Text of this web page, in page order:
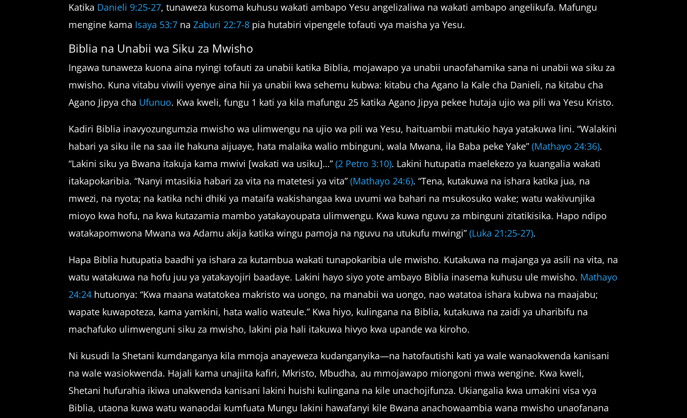
Katika Danieli 9:25-27, tunaweza kusoma kuhusu wakati ambapo Yesu angelizaliwa na wakati ambapo angelikufa. Mafungu
mengine kama Isaya 53:7 naZaburi 22:7-8 pia hutabiri vipengele tofauti vya maisha ya Yesu.
Biblia na Unabii wa Siku za Mwisho
Ingawa tunaweza kuona aina nyingi tofauti za unabii katika Biblia, mojawapo ya unabii unaofahamika sana ni unabii wa siku za
mwisho. Kuna vitabu viwili vyenye aina hii ya unabii kwa sehemu kubwa: kitabu cha Agano la Kale cha Danieli, na kitabu cha
Agano Jipya cha Ufunuo. Kwa kweli, fungu 1 kati ya kila mafungu 25 katika Agano Jipya pekee hutaja ujio wa pili wa Yesu Kristo.
Kadiri Biblia inavyozungumzia mwisho wa ulimwengu na ujio wa pili wa Yesu, haituambii matukio haya yatakuwa lini. “Walakini
habari ya siku ile na saa ile hakuna aijuaye, hata malaika walio mbinguni, wala Mwana, ila Baba peke Yake” (Mathayo 24:36).
“Lakini siku ya Bwana itakuja kama mwivi [wakati wa usiku]…”(2 Petro 3:10). Lakini hutupatia maelekezo ya kuangalia wakati
itakapokaribia. “Nanyi mtasikia habari za vita na matetesi ya vita”(Mathayo 24:6). “Tena, kutakuwa na ishara katika jua, na
mwezi, na nyota; na katika nchi dhiki ya mataifa wakishangaa kwa uvumi wa bahari na msukosuko wake; watu wakivunjika
mioyo kwa hofu, na kwa kutazamia mambo yatakayoupata ulimwengu. Kwa kuwa nguvu za mbinguni zitatikisika. Hapo ndipo
watakapomwona Mwana wa Adamu akija katika wingu pamoja na nguvu na utukufu mwingi”(Luka 21:25-27).
Hapa Biblia hutupatia baadhi ya ishara za kutambua wakati tunapokaribia ule mwisho. Kutakuwa na majanga ya asili na vita, na
watu watakuwa na hofu juu ya yatakayojiri baadaye. Lakini hayo siyo yote ambayo Biblia inasema kuhusu ule mwisho. Mathayo
24:24 hutuonya: “Kwa maana watatokea makristo wa uongo, na manabii wa uongo, nao watatoa ishara kubwa na maajabu;
wapate kuwapoteza, kama yamkini, hata walio wateule.” Kwa hiyo, kulingana na Biblia, kutakuwa na zaidi ya uharibifu na
machafuko ulimwenguni siku za mwisho, lakini pia hali itakuwa hivyo kwa upande wa kiroho.
Ni kusudi la Shetani kumdanganya kila mmoja anayeweza kudanganyika—na hatofautishi kati ya wale wanaokwenda kanisani
na wale wasiokwenda. Hajali kama unajiita kafiri, Mkristo, Mbudha, au mmojawapo miongoni mwa wengine. Kwa kweli,
Shetani hufurahia ikiwa unakwenda kanisani lakini huishi kulingana na kile unachojifunza. Ukiangalia kwa umakini visa vya
Biblia, utaona kuwa watu wanaodai kumfuata Mungu lakini hawafanyi kile Bwana anachowaambia wana mwisho unaofanana